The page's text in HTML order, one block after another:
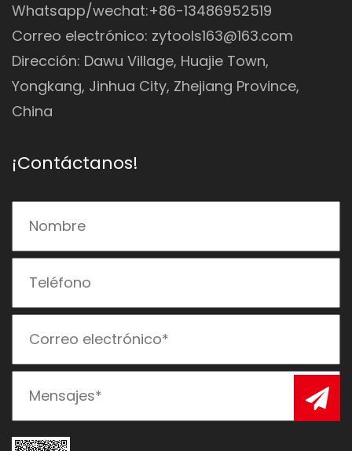
Whatsapp/wechat:+86-13486952519
Correo electrónico: zytools163@163.com
Dirección: Dawu Village, Huajie Town,
Yongkang, Jinhua City, Zhejiang Province,
China
¡Contáctanos!